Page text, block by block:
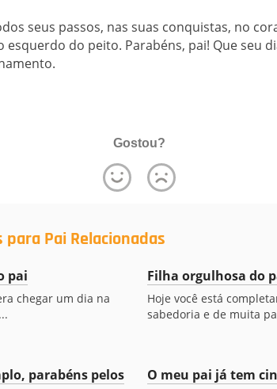
seus passos, nas suas conquistas, no
esquerdo do peito. Parabéns, pai! Que seu
Gostou?
Pai Relacionadas
pai
chegar um dia na
Filha orgulhosa do
Hoje você está
sabedoria e de muita
parabéns pelos
O meu pai já tem